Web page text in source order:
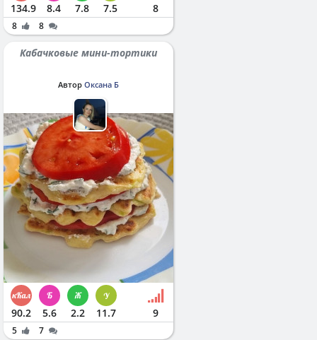
134.9 8.4 7.8 7.5 8
8 8
Кабачковые мини-тортики
Автор Оксана Б
90.2 5.6 2.2 11.7 9
5 7